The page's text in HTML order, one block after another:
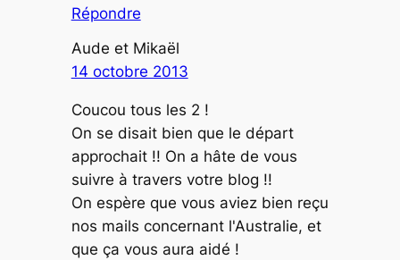
Répondre
Aude et Mikaël
14 octobre 2013
Coucou tous les 2 !
On se disait bien que le départ
approchait !! On a hâte de vous
suivre à travers votre blog !!
On espère que vous aviez bien reçu
nos mails concernant l'Australie, et
que ça vous aura aidé !